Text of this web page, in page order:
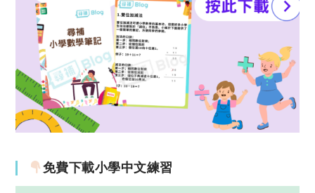
免費下載小學中文練習